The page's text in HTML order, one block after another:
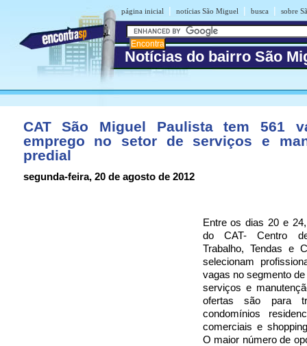
página inicial | notícias São Miguel | busca | sobre
Notícias do bairro São
CAT São Miguel Paulista tem 561
emprego no setor de serviços e
predial
segunda-feira, 20 de agosto de 2012
Entre os dias 20 e
do CAT- Centro
Trabalho, Tendas e
selecionam
vagas no segmento
serviços e
ofertas são para
condomínios
comerciais e
O maior número de